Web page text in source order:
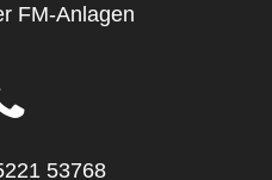
FM-Anlagen
53768